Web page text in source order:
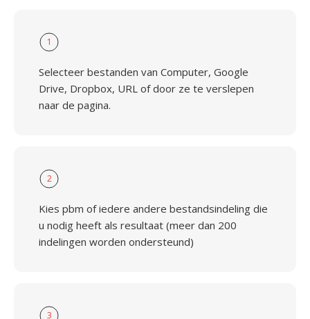
1
Selecteer bestanden van Computer, Google
Drive, Dropbox, URL of door ze te verslepen
naar de pagina.
2
Kies pbm of iedere andere bestandsindeling die
u nodig heeft als resultaat (meer dan 200
indelingen worden ondersteund)
3